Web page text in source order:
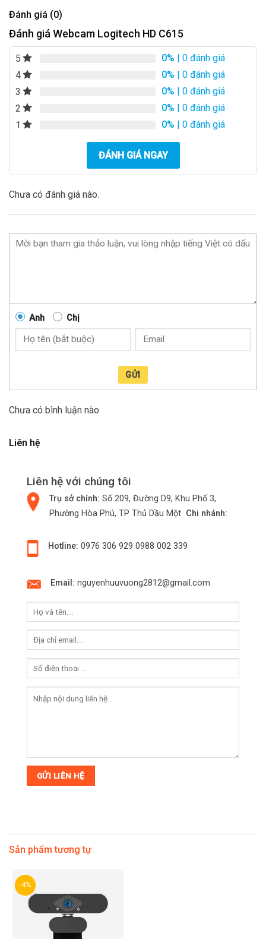
Đánh giá (0)
Đánh giá Webcam Logitech HD C615
5 0% | 0 đánh giá
4
0% | 0 đánh giá
3
0% | 0 đánh giá
2
0% | 0 đánh giá
1
0% | 0 đánh giá
ĐÁNH GIÁ NGAY
Chưa có đánh giá nào.
Anh Chị
GỬI
Chưa có bình luận nào
Liên hệ
Liên hệ với chúng tôi
Trụ sở chính: Số 209, Đường D9, Khu Phố 3,
Phường Hòa Phú, TP Thủ Dầu Một Chi nhánh:
Hotline: 0976 306 929 0988 002 339
Email: nguyenhuuvuong2812@gmail.com
Sản phẩm tương tự
-4%